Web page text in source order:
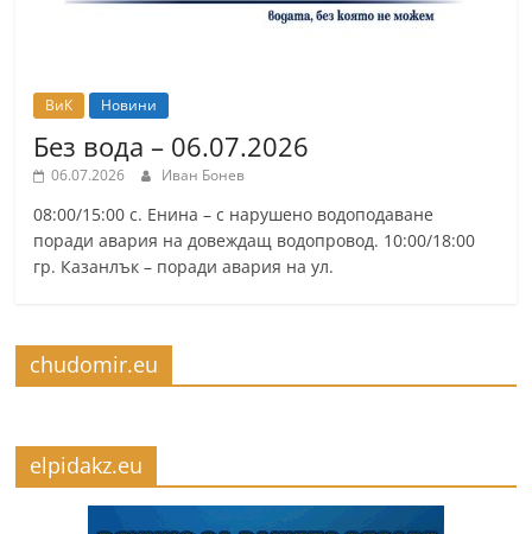
ВиК Новини
Без вода – 06.07.2026
06.07.2026 Иван Бонев
08:00/15:00 с. Енина – с нарушено водоподаване
поради авария на довеждащ водопровод. 10:00/18:00
гр. Казанлък – поради авария на ул.
chudomir.eu
elpidakz.eu